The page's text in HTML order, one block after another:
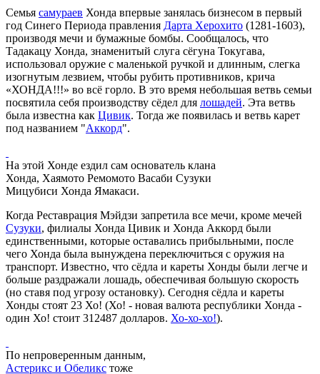
Семья самураев Хонда впервые занялась бизнесом в первый
год Синего Периода правления Дарта Херохито (1281-1603),
производя мечи и бумажные бомбы. Сообщалось, что
Тадакацу Хонда, знаменитый слуга сёгуна Токугава,
использовал оружие с маленькой ручкой и длинным, слегка
изогнутым лезвием, чтобы рубить противников, крича
«ХОНДА!!!» во всё горло. В это время небольшая ветвь семьи
посвятила себя производству сёдел для лошадей. Эта ветвь
была известна как Цивик. Тогда же появилась и ветвь карет
под названием "Аккорд".
На этой Хонде ездил сам основатель клана
Хонда, Хаямото Ремомото Васаби Сузуки
Мицубиси Хонда Ямакаси.
Когда Реставрация Мэйдзи запретила все мечи, кроме мечей
Сузуки, филиалы Хонда Цивик и Хонда Аккорд были
единственными, которые оставались прибыльными, после
чего Хонда была вынуждена переключиться с оружия на
транспорт. Известно, что сёдла и кареты Хонды были легче и
больше раздражали лошадь, обеспечивая большую скорость
(но ставя под угрозу остановку). Сегодня сёдла и кареты
Хонды стоят 23 Хо! (Хо! - новая валюта республики Хонда -
один Хо! стоит 312487 долларов. Хо-хо-хо!).
По непроверенным данным,
Астерикс и Обеликс тоже